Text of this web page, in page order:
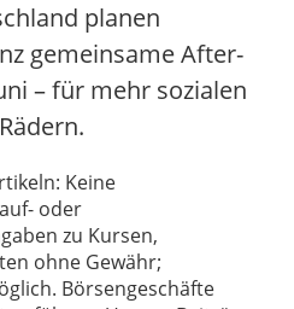
planen
gemeinsame After-
– für mehr sozialen
Keine
oder
zu Kursen,
ohne Gewähr;
Börsengeschäfte